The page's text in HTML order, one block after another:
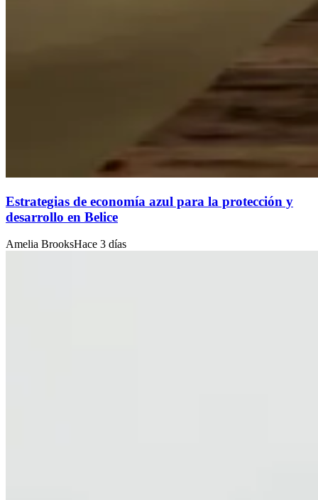
Estrategias de economía azul para la protección y
desarrollo en Belice
Amelia BrooksHace 3 días